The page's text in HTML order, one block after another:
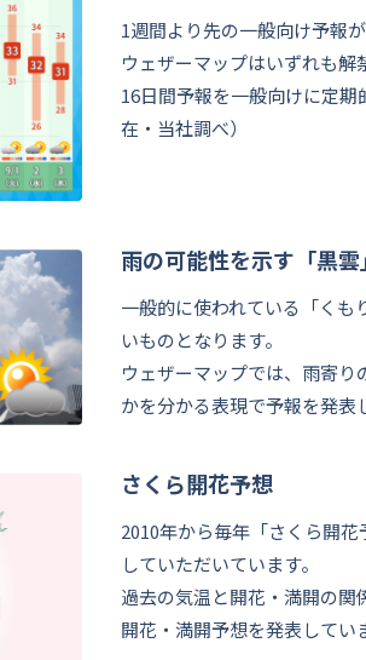
1週間より先の一般向け予報
ウェザーマップはいずれも解
16日間予報を一般向けに定
在・当社調べ）
雨の可能性を示す「黒
一般的に使われている「く
いものとなります。
ウェザーマップでは、雨寄
かを分かる表現で予報を発表
さくら開花予想
2010年から毎年「さくら開
していただいています。
過去の気温と開花・満開の関
開花・満開予想を発表してい